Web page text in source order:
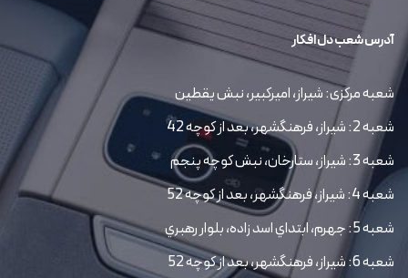
آدرس شعب دل افکار
شعبه مرکزی: شیراز، امیرکبیر، نبش یقطین
شعبه 2: شیراز، فرهنگشهر، بعد از کوچه 42
شعبه 3: شیراز، ستارخان، نبش کوچه پنجم
شعبه 4: شیراز، فرهنگشهر، بعد از کوچه 52
شعبه 5: جهرم، ابتداي اسد زاده، بلوار رهبري
شعبه 6: شیراز، فرهنگشهر، بعد از کوچه 52